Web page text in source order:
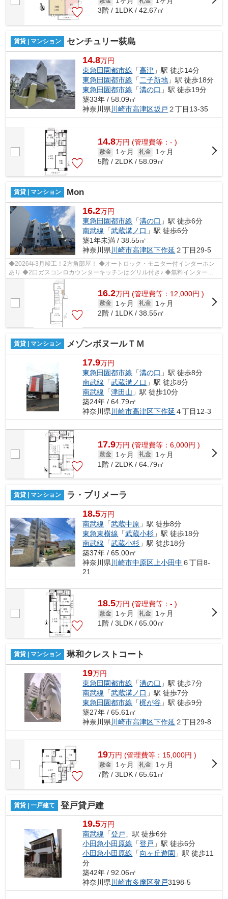
3階 / 1LDK / 42.67㎡
賃貸 | マンション センチュリー荻島
14.8万円
東急田園都市線 「高津 」駅 徒歩14分
東急田園都市線 「二子新地 」駅 徒歩18分
東急田園都市線 「溝の口 」駅 徒歩19分
築33年 / 58.09㎡
神奈川県 川崎市高津区坂戸 ２丁目13-35
14.8万円 (管理費等：- )
敷金 1ヶ月 礼金
1ヶ月
5階 / 2LDK / 58.09㎡
賃貸 | マンション Mon
16.2万円
東急田園都市線 「溝の口 」駅 徒歩6分
南武線 「武蔵溝ノ口 」駅 徒歩6分
築1年未満 / 38.55㎡
神奈川県川崎市高津区下作延 ２丁目29-5
◆2026年3月竣工！2方角部屋！ ◆オートロック・モニター付インターホン
あり ◆2口ガスコンロカウンターキッチンはグリル付き♪ ◆無料インターネ
ット・NURO光導入済◎ ◆宅配ボックスありで...
16.2万円 (管理費等：12,000円 )
敷金 1ヶ月 礼金
1ヶ月
2階 / 1LDK / 38.55㎡
賃貸 | マンション メゾンボヌールＴＭ
17.9万円
東急田園都市線 「溝の口 」駅 徒歩8分
南武線 「武蔵溝ノ口 」駅 徒歩8分
南武線 「津田山 」駅 徒歩10分
築24年 / 64.79㎡
神奈川県 川崎市高津区下作延 ４丁目12-3
17.9万円 (管理費等：6,000円 )
敷金 1ヶ月 礼金
1ヶ月
1階 / 2LDK / 64.79㎡
賃貸 | マンション ラ・プリメーラ
18.5万円
南武線 「武蔵中原 」駅 徒歩8分
東急東横線 「武蔵小杉 」駅 徒歩18分
南武線 「武蔵小杉 」駅 徒歩18分
築37年 / 65.00㎡
神奈川県 川崎市中原区 上小田中 ６丁目8-
21
18.5万円 (管理費等：- )
敷金 1ヶ月 礼金
1ヶ月
1階 / 3LDK / 65.00㎡
賃貸 | マンション 琳和クレストコート
19万円
東急田園都市線 「溝の口 」駅 徒歩7分
南武線 「武蔵溝ノ口 」駅 徒歩7分
東急田園都市線 「梶が谷 」駅 徒歩9分
築27年 / 65.61㎡
神奈川県 川崎市高津区下作延 ２丁目29-8
19万円 (管理費等：15,000円 )
敷金 1ヶ月 礼金
1ヶ月
7階 / 3LDK / 65.61㎡
賃貸 | 一戸建て 登戸貸戸建
19.5万円
南武線 「登戸 」駅 徒歩6分
小田急小田原線 「登戸 」駅 徒歩6分
小田急小田原線 「向ヶ丘遊園 」駅 徒歩11
分
築42年 / 92.06㎡
神奈川県川崎市多摩区登戸3198-5